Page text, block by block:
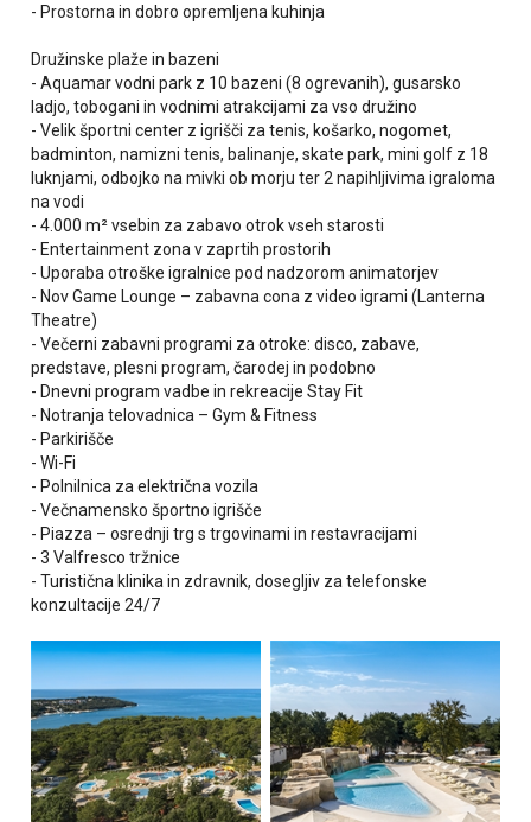
- Prostorna in dobro opremljena kuhinja
Družinske plaže in bazeni
- Aquamar vodni park z 10 bazeni (8 ogrevanih), gusarsko
ladjo, tobogani in vodnimi atrakcijami za vso družino
- Velik športni center z igrišči za tenis, košarko, nogomet,
badminton, namizni tenis, balinanje, skate park, mini golf z 18
luknjami, odbojko na mivki ob morju ter 2 napihljivima igraloma
na vodi
- 4.000 m² vsebin za zabavo otrok vseh starosti
- Entertainment zona v zaprtih prostorih
- Uporaba otroške igralnice pod nadzorom animatorjev
- Nov Game Lounge – zabavna cona z video igrami (Lanterna
Theatre)
- Večerni zabavni programi za otroke: disco, zabave,
predstave, plesni program, čarodej in podobno
- Dnevni program vadbe in rekreacije Stay Fit
- Notranja telovadnica – Gym & Fitness
- Parkirišče
- Wi-Fi
- Polnilnica za električna vozila
- Večnamensko športno igrišče
- Piazza – osrednji trg s trgovinami in restavracijami
- 3 Valfresco tržnice
- Turistična klinika in zdravnik, dosegljiv za telefonske
konzultacije 24/7